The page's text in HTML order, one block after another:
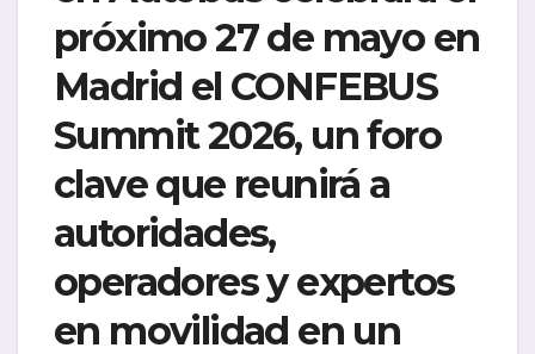
próximo 27 de mayo en
Madrid el CONFEBUS
Summit 2026, un foro
clave que reunirá a
autoridades,
operadores y expertos
en movilidad en un